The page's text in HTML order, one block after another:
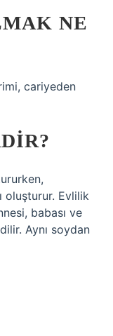
NE
cariyeden
oluşturur. Evlilik
babası ve
Aynı soydan